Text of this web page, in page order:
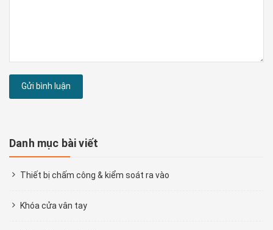
Gửi bình luận
Danh mục bài viết
Thiết bị chấm công & kiểm soát ra vào
Khóa cửa vân tay